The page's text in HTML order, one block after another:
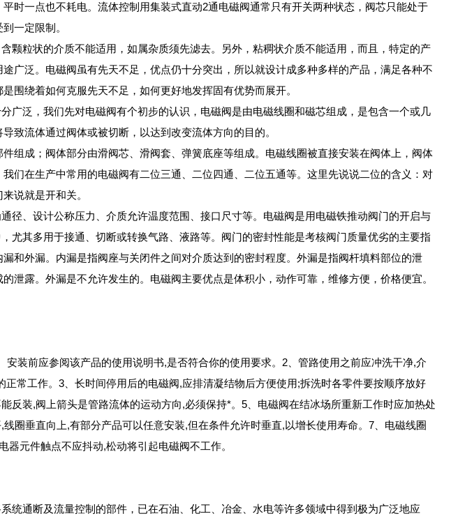
时一点也不耗电。流体控制用集装式直动2通电磁阀通常只有开关两种状态，阀芯只能处于
一定限制。
颗粒状的介质不能适用，如属杂质须先滤去。另外，粘稠状介质不能适用，而且，特定的产
广泛。电磁阀虽有先天不足，优点仍十分突出，所以就设计成多种多样的产品，满足各种不
围绕着如何克服先天不足，如何更好地发挥固有优势而展开。
广泛，我们先对电磁阀有个初步的认识，电磁阀是由电磁线圈和磁芯组成，是包含一个或几
致流体通过阀体或被切断，以达到改变流体方向的目的。
组成；阀体部分由滑阀芯、滑阀套、弹簧底座等组成。电磁线圈被直接安装在阀体上，阀体
们在生产中常用的电磁阀有二位三通、二位四通、二位五通等。这里先说说二位的含义：对
说就是开和关。
径、设计公称压力、介质允许温度范围、接口尺寸等。电磁阀是用电磁铁推动阀门的开启与
尤其多用于接通、切断或转换气路、液路等。阀门的密封性能是考核阀门质量优劣的主要指
和外漏。内漏是指阀座与关闭件之间对介质达到的密封程度。外漏是指阀杆填料部位的泄
泄露。外漏是不允许发生的。电磁阀主要优点是体积小，动作可靠，维修方便，价格便宜。
装前应参阅该产品的使用说明书,是否符合你的使用要求。2、管路使用之前应冲洗干净,介
常工作。3、长时间停用后的电磁阀,应排清凝结物后方便使用;拆洗时各零件要按顺序放好
反装,阀上箭头是管路流体的运动方向,必须保持*。5、电磁阀在结冰场所重新工作时应加热处
圈垂直向上,有部分产品可以任意安装,但在条件允许时垂直,以增长使用寿命。7、电磁线圈
元件触点不应抖动,松动将引起电磁阀不工作。
统通断及流量控制的部件，已在石油、化工、冶金、水电等许多领域中得到极为广泛地应